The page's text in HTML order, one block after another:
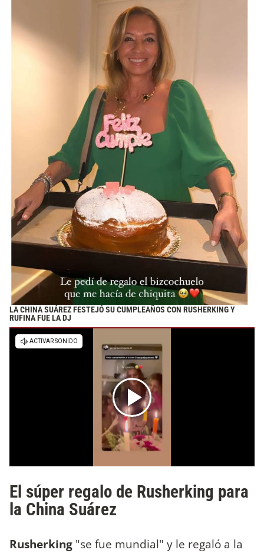
LA CHINA SUÁREZ FESTEJÓ SU CUMPLEAÑOS CON RUSHERKING Y
RUFINA FUE LA DJ
El súper regalo de Rusherking para
la China Suárez
Rusherking "se fue mundial" y le regaló a la